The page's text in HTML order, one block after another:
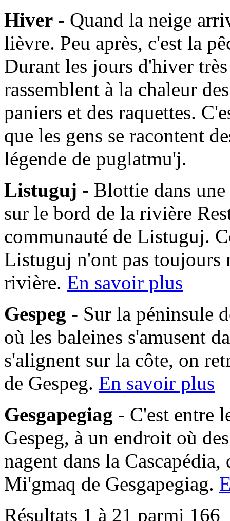
Hiver - Quand la neige
lièvre. Peu après, c'est la
Durant les jours d'hiver
rassemblent à la chaleur
paniers et des raquettes.
que les gens se racontent
légende de puglatmu'j.
Listuguj - Blottie dans une
sur le bord de la rivière
communauté de Listuguj.
Listuguj n'ont pas toujours
rivière. En savoir plus
Gespeg - Sur la péninsule
où les baleines s'amusent
s'alignent sur la côte, on
de Gespeg. En savoir plus
Gesgapegiag - C'est entre
Gespeg, à un endroit où
nagent dans la
Mi'gmaq de Gesgapegiag.
Résultats 1 à 21 parmi 166